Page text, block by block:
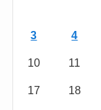
3 4
10 11
17 18